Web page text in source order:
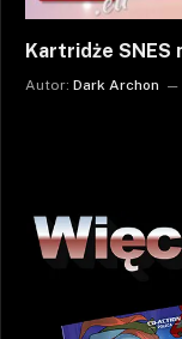
Kartridże SNES
Autor: Dark Archon